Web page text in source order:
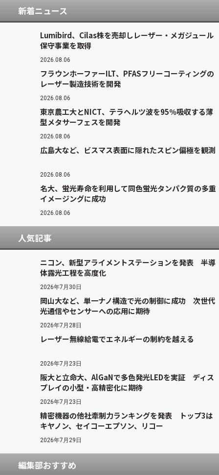
新着ニュース
Lumibird、Cilas株を売却しレーザー・メガジュール
保守事業を取得
2026.08.06
フラウンホーファーILT、PFASフリーコーティングの
レーザー製造技術を開発
2026.08.06
東京農工大とNICT、テラヘルツ波を95％吸収する薄
型メタサーフェスを開発
2026.08.06
広島大など、ビスマス表面に隠れたスピン偏極を観測
2026.08.06
名大、蛍光寿命を利用して同色蛍光タンパク質の多重
イメージングに成功
2026.08.06
人気記事
ニコン、新型アライメントステーションを発表 半導
体露光工程を高度化
2026年7月30日
岡山大など、単一ナノ構造で光の制御に成功 次世代
光通信やセンサーへの応用に期待
2026年7月28日
レーザー無線給電でエネルギーの制約を越える
2026年7月23日
阪大と立命大、AlGaNで多色発光LEDを実証 ディス
プレイの小型・高精密化に期待
2026年7月23日
精密機器の他社牽制力ランキングを発表 トップ3は
キヤノン、セイコーエプソン、リコー
2026年7月29日
編集部おすすめ